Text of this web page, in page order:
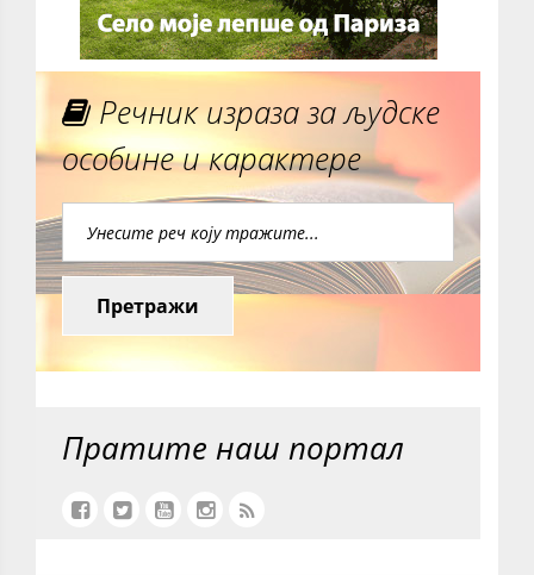
Речник израза за људске
особине и карактере
Претражи
Пратите наш портал